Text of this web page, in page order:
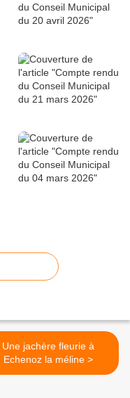
Une jachère fleurie à
Echenoz la méline >